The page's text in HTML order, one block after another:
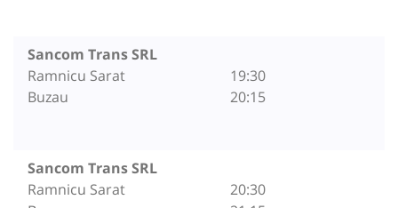
Sancom Trans SRL
Ramnicu Sarat
Buzau
19:30
20:15
Sancom Trans SRL
Ramnicu Sarat
20:30